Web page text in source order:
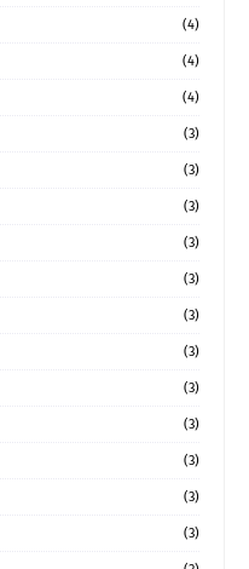
(4)
(4)
(4)
(3)
(3)
(3)
(3)
(3)
(3)
(3)
(3)
(3)
(3)
(3)
(3)